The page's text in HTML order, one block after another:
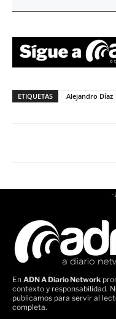
ETIQUETAS Alejandro Díaz
-
En ADN A Diario Network
contexto y responsabilidad.
publicamos para servir al
completa.